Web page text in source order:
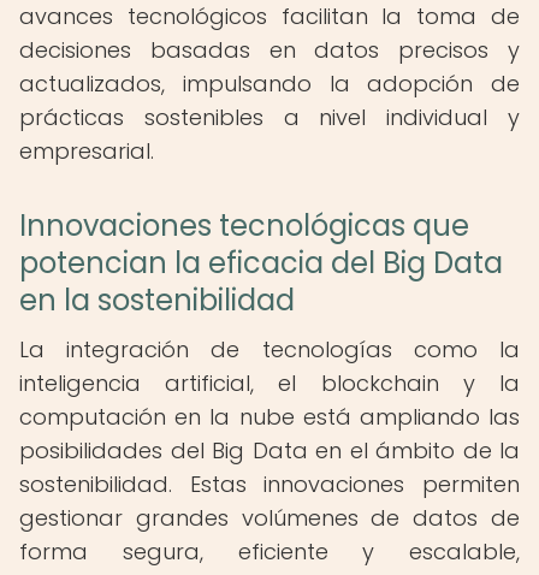
avances tecnológicos facilitan la toma de
decisiones basadas en datos precisos y
actualizados, impulsando la adopción de
prácticas sostenibles a nivel individual y
empresarial.
Innovaciones tecnológicas que
potencian la eficacia del Big Data
en la sostenibilidad
La integración de tecnologías como la
inteligencia artificial, el blockchain y la
computación en la nube está ampliando las
posibilidades del Big Data en el ámbito de la
sostenibilidad. Estas innovaciones permiten
gestionar grandes volúmenes de datos de
forma segura, eficiente y escalable,